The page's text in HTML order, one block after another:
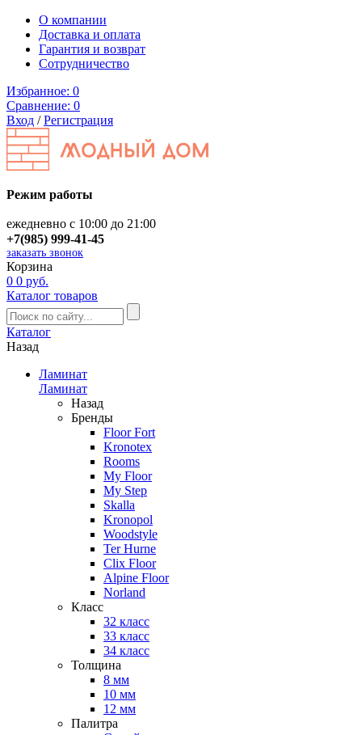
О компании
Доставка и оплата
Гарантия и возврат
Сотрудничество
Избранное: 0
Сравнение: 0
Вход /Регистрация
Режим работы
ежедневно с 10:00 до 21:00
+7(985) 999-41-45
заказать звонок
Корзина
0 0 руб.
Каталог товаров
Каталог
Назад
Ламинат
Ламинат
Назад
Бренды
Floor Fort
Kronotex
Rooms
My Floor
My Step
Skalla
Kronopol
Woodstyle
Ter Hurne
Clix Floor
Alpine Floor
Norland
Класс
32 класс
33 класс
34 класс
Толщина
8 мм
10 мм
12 мм
Палитра